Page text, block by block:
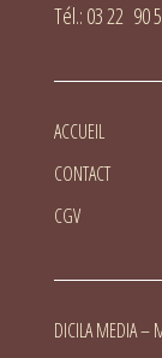
Tél.: 03 22 90
ACCUEIL
CONTACT
CGV
DICILA MEDIA –